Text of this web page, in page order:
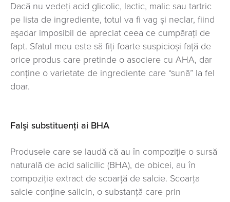
Dacă nu vedeți acid glicolic, lactic, malic sau tartric
pe lista de ingrediente, totul va fi vag și neclar, fiind
aşadar imposibil de apreciat ceea ce cumpăraţi de
fapt. Sfatul meu este să fiţi foarte suspicioși față de
orice produs care pretinde o asociere cu AHA, dar
conține o varietate de ingrediente care “sună” la fel
doar.
Falşi substituenţi ai BHA
Produsele care se laudă că au în compoziție o sursă
naturală de acid salicilic (BHA), de obicei, au în
compoziţie extract de scoarță de salcie. Scoarța
salcie conține salicin, o substanță care prin